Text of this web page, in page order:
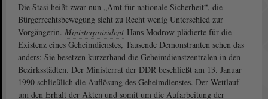
Die Stasi heißt zwar nun „Amt für nationale Sicherheit“, die
Bürgerrechtsbewegung sieht zu Recht wenig Unterschied zur
Vorgängerin. Ministerpräsident Hans Modrow plädierte für die
Existenz eines Geheimdienstes, Tausende Demonstranten sehen das
anders: Sie besetzen kurzerhand die Geheimdienstzentralen in den
Bezirksstädten. Der Ministerrat der DDR beschließt am 13. Januar
1990 schließlich die Auflösung des Geheimdienstes. Der Wettlauf
um den Erhalt der Akten und somit um die Aufarbeitung der